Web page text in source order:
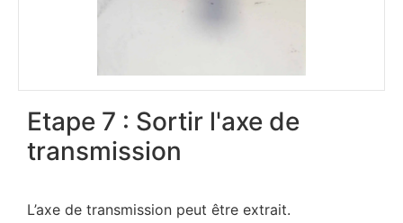
Etape 7 : Sortir l'axe de
transmission
L’axe de transmission peut être extrait.